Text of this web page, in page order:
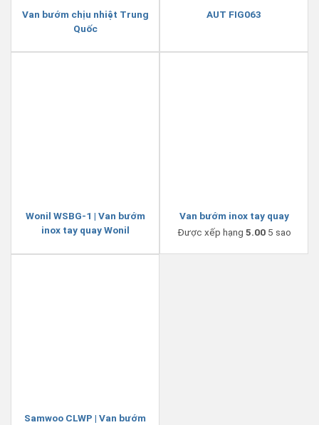
Van bướm chịu nhiệt Trung
Quốc
AUT FIG063
Wonil WSBG-1 | Van bướm
inox tay quay Wonil
Van bướm inox tay quay
Được xếp hạng 5.005 sao
Samwoo CLWP | Van bướm